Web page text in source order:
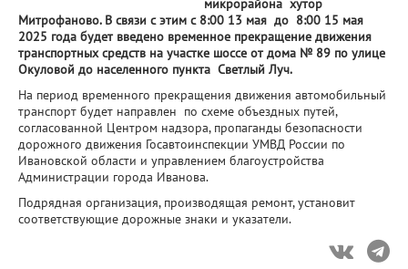
микрорайона хутор
Митрофаново. В связи с этим с 8:00 13 мая до 8:00 15 мая
2025 года будет введено временное прекращение движения
транспортных средств на участке шоссе от дома № 89 по улице
Окуловой до населенного пункта Светлый Луч.
На период временного прекращения движения автомобильный
транспорт будет направлен по схеме объездных путей,
согласованной Центром надзора, пропаганды безопасности
дорожного движения Госавтоинспекции УМВД России по
Ивановской области и управлением благоустройства
Администрации города Иванова.
Подрядная организация, производящая ремонт, установит
соответствующие дорожные знаки и указатели.